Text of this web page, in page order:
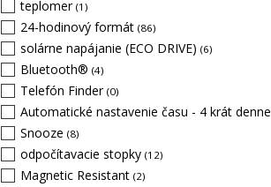
teplomer (1)
24-hodinový formát (86)
solárne napájanie (ECO DRIVE) (6)
Bluetooth® (4)
Telefón Finder (0)
Automatické nastavenie času - 4 krát denne
Snooze (8)
odpočítavacie stopky (12)
Magnetic Resistant (2)